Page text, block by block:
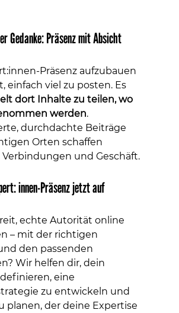
Gedanke: Präsenz mit Absicht
Präsenz aufzubauen
einfach viel zu posten. Es
dort Inhalte zu teilen, wo
werden.
durchdachte Beiträge
Orten schaffen
Verbindungen und Geschäft.
innen-Präsenz jetzt auf
echte Autorität online
– mit der richtigen
den passenden
Wir helfen dir, dein
eine
zu entwickeln und
planen, der deine Expertise